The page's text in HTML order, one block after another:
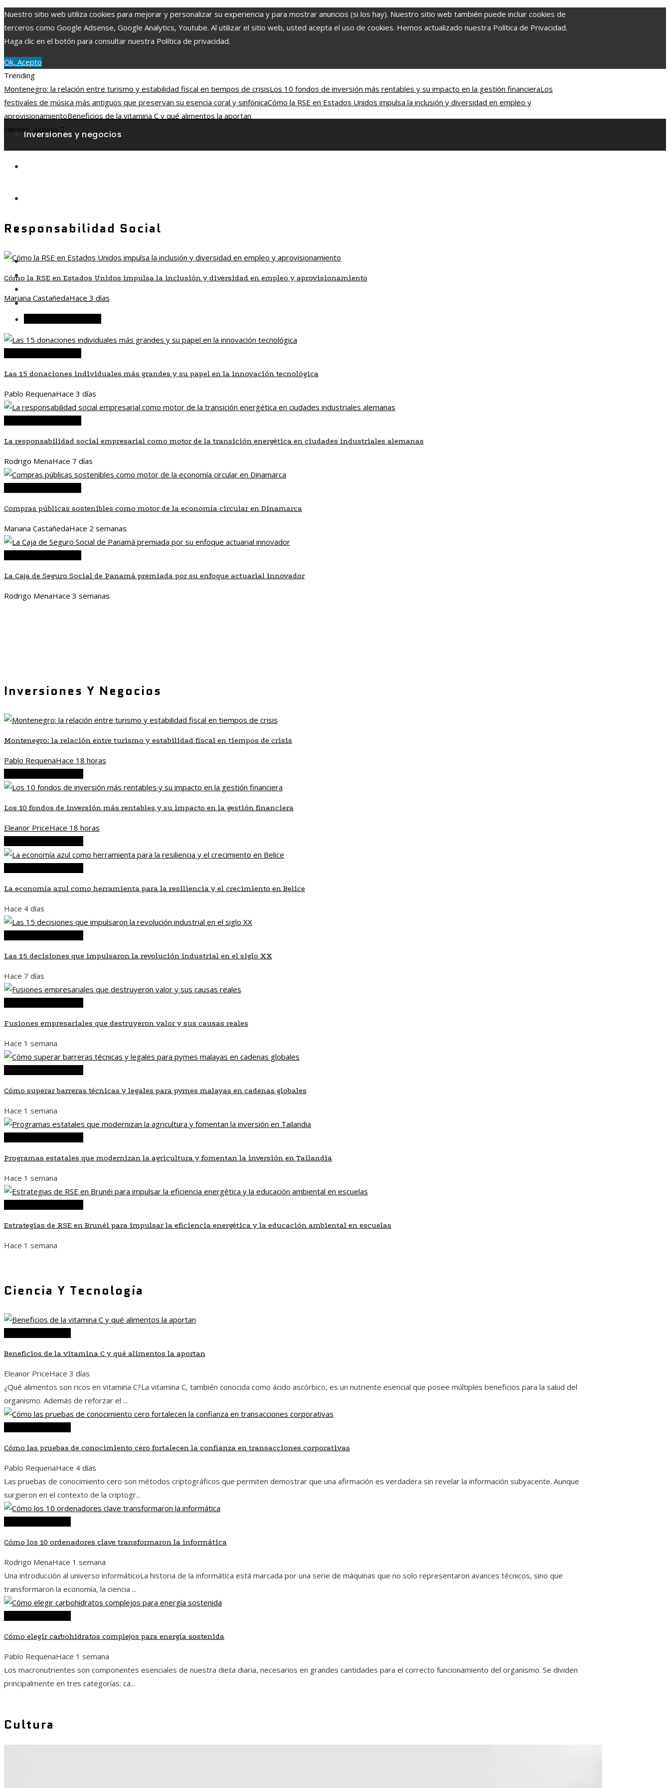
Nuestro sitio web utiliza cookies para mejorar y personalizar su experiencia y para mostrar anuncios (si los hay). Nuestro sitio web también puede incluir cookies de
terceros como Google Adsense, Google Analytics, Youtube. Al utilizar el sitio web, usted acepta el uso de cookies. Hemos actualizado nuestra Política de Privacidad.
Haga clic en el botón para consultar nuestra Política de privacidad.
Ok, Acepto
Trending
Montenegro: la relación entre turismo y estabilidad fiscal en tiempos de crisisLos 10 fondos de inversión más rentables y su impacto en la gestión financieraLos
festivales de música más antiguos que preservan su esencia coral y sinfónicaCómo la RSE en Estados Unidos impulsa la inclusión y diversidad en empleo y
aprovisionamientoBeneficios de la vitamina C y qué alimentos la aportan
viernes, agosto 7
Inversiones y negocios
Responsabilidad social
Inversiones y negocios
Ciencia y tecnología
Responsabilidad social
Responsabilidad Social
Cómo la RSE en Estados Unidos impulsa la inclusión y diversidad en empleo y aprovisionamiento
Mariana CastañedaHace 3 días
Las 15 donaciones individuales más grandes y su papel en la innovación tecnológica
Pablo RequenaHace 3 días
La responsabilidad social empresarial como motor de la transición energética en ciudades industriales alemanas
Rodrigo MenaHace 7 días
Compras públicas sostenibles como motor de la economía circular en Dinamarca
Mariana CastañedaHace 2 semanas
La Caja de Seguro Social de Panamá premiada por su enfoque actuarial innovador
Rodrigo MenaHace 3 semanas
Inversiones Y Negocios
Montenegro: la relación entre turismo y estabilidad fiscal en tiempos de crisis
Pablo RequenaHace 18 horas
Los 10 fondos de inversión más rentables y su impacto en la gestión financiera
Eleanor PriceHace 18 horas
La economía azul como herramienta para la resiliencia y el crecimiento en Belice
Hace 4 días
Las 15 decisiones que impulsaron la revolución industrial en el siglo XX
Hace 7 días
Fusiones empresariales que destruyeron valor y sus causas reales
Hace 1 semana
Cómo superar barreras técnicas y legales para pymes malayas en cadenas globales
Hace 1 semana
Programas estatales que modernizan la agricultura y fomentan la inversión en Tailandia
Hace 1 semana
Estrategias de RSE en Brunéi para impulsar la eficiencia energética y la educación ambiental en escuelas
Hace 1 semana
Ciencia Y Tecnología
Beneficios de la vitamina C y qué alimentos la aportan
Eleanor PriceHace 3 días
¿Qué alimentos son ricos en vitamina C?La vitamina C, también conocida como ácido ascórbico, es un nutriente esencial que posee múltiples beneficios para la salud del
organismo. Además de reforzar el ...
Cómo las pruebas de conocimiento cero fortalecen la confianza en transacciones corporativas
Pablo RequenaHace 4 días
Las pruebas de conocimiento cero son métodos criptográficos que permiten demostrar que una afirmación es verdadera sin revelar la información subyacente. Aunque
surgieron en el contexto de la criptogr...
Cómo los 10 ordenadores clave transformaron la informática
Rodrigo MenaHace 1 semana
Una introducción al universo informáticoLa historia de la informática está marcada por una serie de máquinas que no solo representaron avances técnicos, sino que
transformaron la economía, la ciencia ...
Cómo elegir carbohidratos complejos para energía sostenida
Pablo RequenaHace 1 semana
Los macronutrientes son componentes esenciales de nuestra dieta diaria, necesarios en grandes cantidades para el correcto funcionamiento del organismo. Se dividen
principalmente en tres categorías: ca...
Cultura